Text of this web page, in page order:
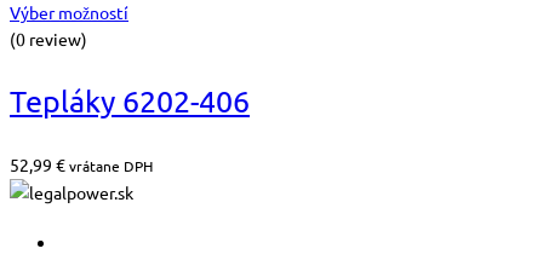
Výber možností
(0 review)
Tepláky 6202-406
52,99 €vrátane DPH